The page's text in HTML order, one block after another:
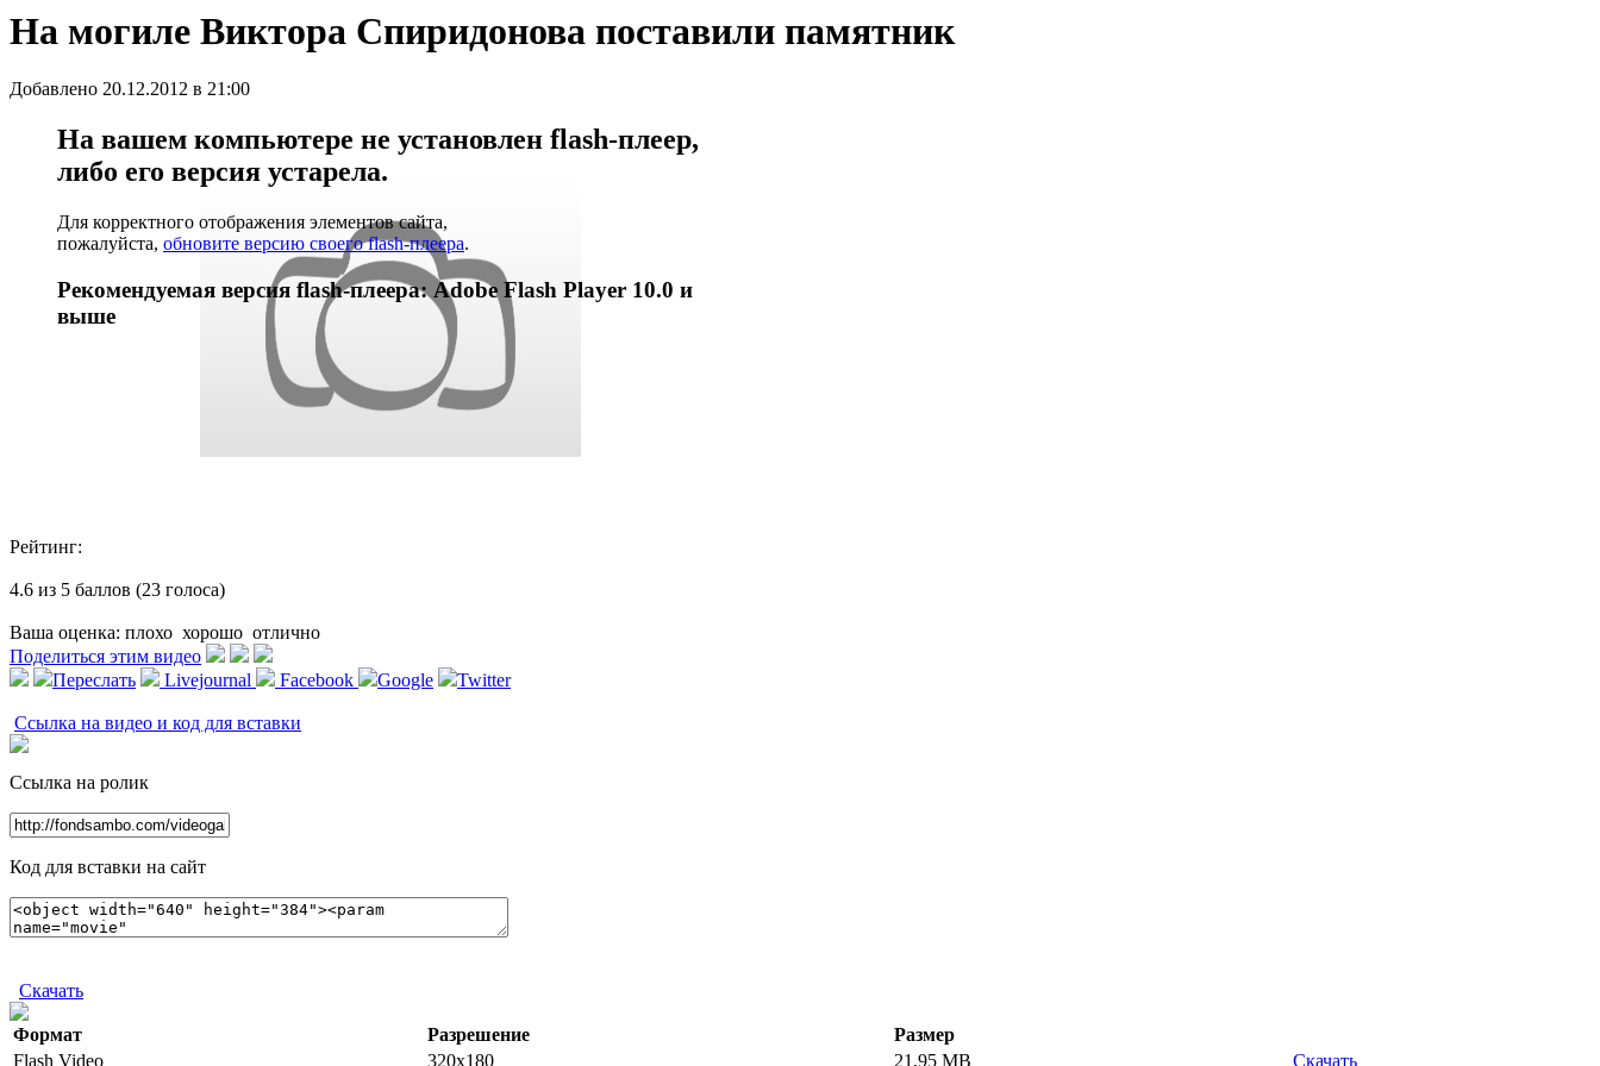
На могиле Виктора Спиридонова поставили памятник
Добавлено 20.12.2012 в 21:00
На вашем компьютере не установлен flash-плеер,
либо его версия устарела.
Для корректного отображения элементов сайта,
пожалуйста, обновите версию своего flash-плеера.
Рекомендуемая версия flash-плеера: Adobe Flash Player 10.0 и
выше
Рейтинг:
4.6 из 5 баллов (23 голоса)
Ваша оценка: плохо хорошо отлично
Поделиться этим видео
Переслать
Livejournal Facebook Google Twitter
Ссылка на видео и код для вставки
Ссылка на ролик
Код для вставки на сайт
Скачать
Формат Разрешение
Размер
Flash Video
320x180 21.95 MB Скачать